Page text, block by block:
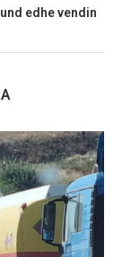
edhe vendin